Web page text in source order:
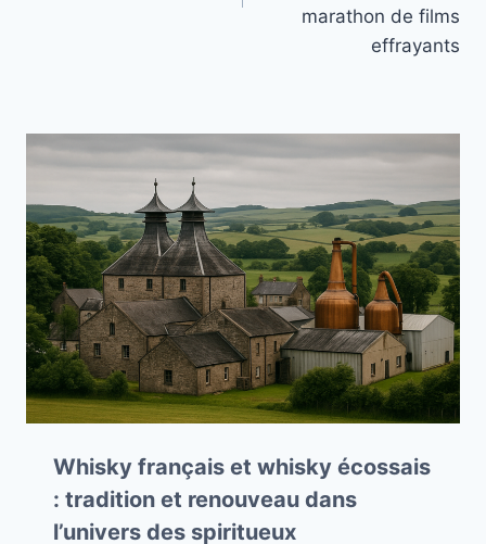
marathon de films
effrayants
Whisky français et whisky écossais
: tradition et renouveau dans
l’univers des spiritueux